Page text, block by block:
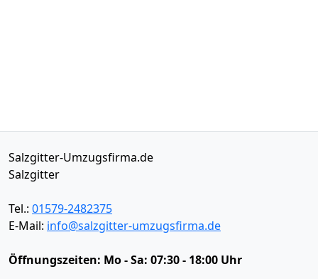
Salzgitter-Umzugsfirma.de
Salzgitter
Tel.: 01579-2482375
E-Mail: info@salzgitter-umzugsfirma.de
Öffnungszeiten: Mo - Sa: 07:30 - 18:00 Uhr